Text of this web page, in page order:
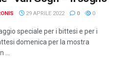
29 APRILE 2022 0 0
speciale per i bittesi e per i
domenica per la mostra